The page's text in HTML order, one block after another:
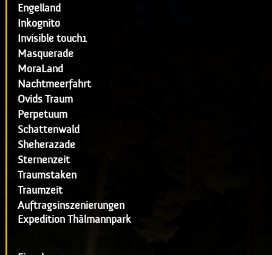
Engelland
Inkognito
Invisible touch1
Masquerade
MoraLand
Nachtmeerfahrt
Ovids Traum
Perpetuum
Schattenwald
Sheherazade
Sternenzeit
Traumstaken
Traumzeit
Auftragsinszenierungen
Expedition Thälmannpark